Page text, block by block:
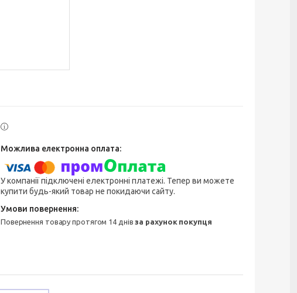
У компанії підключені електронні платежі. Тепер ви можете
купити будь-який товар не покидаючи сайту.
повернення товару протягом 14 днівза рахунок покупця